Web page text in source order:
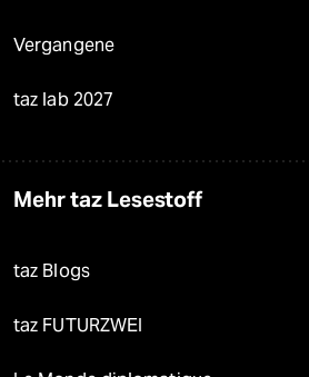
Vergangene
taz lab 2027
Mehr taz Lesestoff
taz Blogs
taz FUTURZWEI